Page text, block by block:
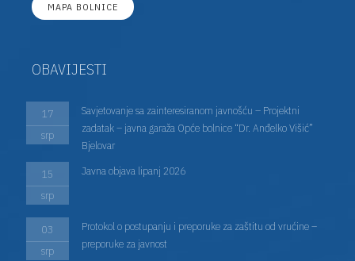
MAPA BOLNICE
OBAVIJESTI
17
srp
Savjetovanje sa zainteresiranom javnošću – Projektni
zadatak – javna garaža Opće bolnice “Dr. Anđelko Višić”
Bjelovar
15
srp
Javna objava lipanj 2026
03
srp
Protokol o postupanju i preporuke za zaštitu od vrućine –
preporuke za javnost